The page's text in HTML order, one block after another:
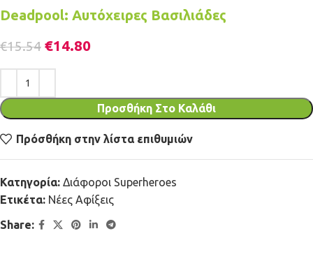
Deadpool: Αυτόχειρες Βασιλιάδες
€15.54 €14.80
Προσθήκη Στο Καλάθι
Πρόσθήκη στην λίστα επιθυμιών
Κατηγορία: Διάφοροι Superheroes
Ετικέτα: Νέες Αφίξεις
Share: